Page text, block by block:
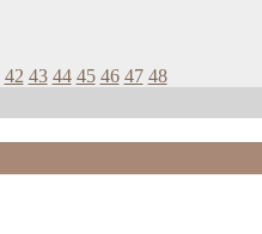
42 43 44 45 46 47 48